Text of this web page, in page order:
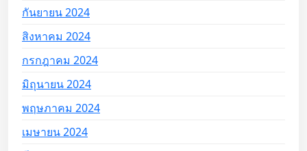
กันยายน 2024
สิงหาคม 2024
กรกฎาคม 2024
มิถุนายน 2024
พฤษภาคม 2024
เมษายน 2024